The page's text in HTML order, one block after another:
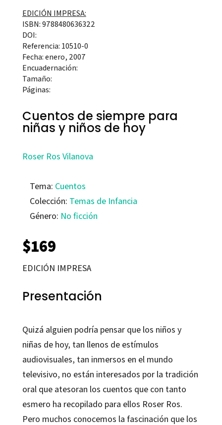
EDICIÓN IMPRESA:
ISBN: 9788480636322
DOI:
Referencia: 10510-0
Fecha: enero, 2007
Encuadernación:
Tamaño:
Páginas:
Cuentos de siempre para
niñas y niños de hoy
Roser Ros Vilanova
Tema: Cuentos
Colección: Temas de Infancia
Género: No ficción
$169
EDICIÓN IMPRESA
Presentación
Quizá alguien podría pensar que los niños y
niñas de hoy, tan llenos de estímulos
audiovisuales, tan inmersos en el mundo
televisivo, no están interesados por la tradición
oral que atesoran los cuentos que con tanto
esmero ha recopilado para ellos Roser Ros.
Pero muchos conocemos la fascinación que los